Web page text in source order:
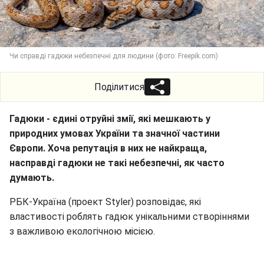
Чи справді гадюки небезпечні для людини (фото: Freepik.com)
Поділитися
Гадюки - єдині отруйні змії, які мешкають у
природних умовах України та значної частини
Європи. Хоча репутація в них не найкраща,
насправді гадюки не такі небезпечні, як часто
думають.
РБК-Україна (проект Styler) розповідає, які
властивості роблять гадюк унікальними створіннями
з важливою екологічною місією.